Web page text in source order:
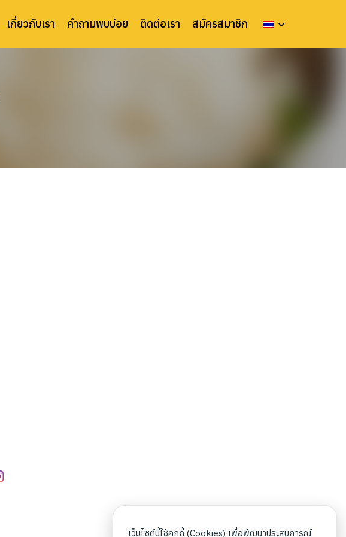
เกี่ยวกับเรา คำถามพบบ่อย ติดต่อเรา สมัครสมาชิก
เว็บไซต์นี้ใช้คุกกี้ (Cookies) เพื่อพัฒนาประสบการณ์